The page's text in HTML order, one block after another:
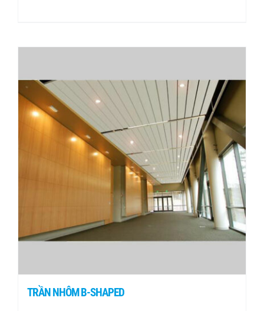
TRẦN NHÔM B-SHAPED